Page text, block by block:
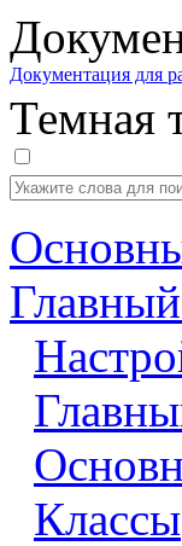
Документация для
Темная
Классы